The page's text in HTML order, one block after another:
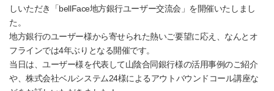
しいただき「bellFace地方銀行ユーザー交流会」を開催いたしまし
た。
地方銀行のユーザー様から寄せられた熱いご要望に応え、なんとオ
フラインでは4年ぶりとなる開催です。
当日は、ユーザー様を代表して山陰合同銀行様の活用事例のご紹介
や、株式会社ベルシステム24様によるアウトバウンドコール講座な